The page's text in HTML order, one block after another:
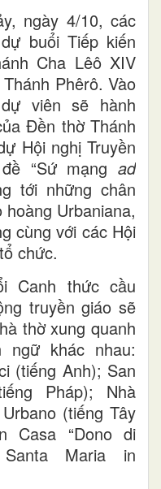
ngày 4/10, các
buổi Tiếp kiến
Cha Lêô XIV
Phêrô. Vào
viên sẽ hành
Đền thờ Thánh
Hội nghị Truyền
“Sứ mạng ad
tới những chân
Urbaniana,
cùng với các Hội
chức.
Canh thức cầu
truyền giáo sẽ
thờ xung quanh
ngữ khác nhau:
(tiếng Anh); San
Pháp); Nhà
(tiếng Tây
Casa “Dono di
Maria in